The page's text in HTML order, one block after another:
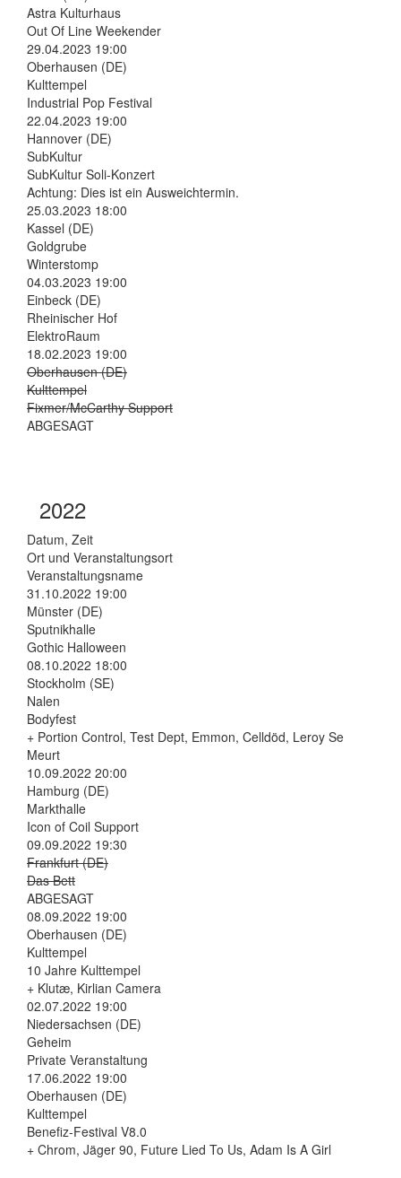
Astra Kulturhaus
Out Of Line Weekender
29.04.2023 19:00
Oberhausen (DE)
Kulttempel
Industrial Pop Festival
22.04.2023 19:00
Hannover (DE)
SubKultur
SubKultur Soli-Konzert
Achtung: Dies ist ein Ausweichtermin.
25.03.2023 18:00
Kassel (DE)
Goldgrube
Winterstomp
04.03.2023 19:00
Einbeck (DE)
Rheinischer Hof
ElektroRaum
18.02.2023 19:00
Oberhausen (DE)
Kulttempel
Fixmer/McCarthy Support
ABGESAGT
2022
Datum, Zeit
Ort und Veranstaltungsort
Veranstaltungsname
31.10.2022 19:00
Münster (DE)
Sputnikhalle
Gothic Halloween
08.10.2022 18:00
Stockholm (SE)
Nalen
Bodyfest
+ Portion Control, Test Dept, Emmon, Celldöd, Leroy Se
Meurt
10.09.2022 20:00
Hamburg (DE)
Markthalle
Icon of Coil Support
09.09.2022 19:30
Frankfurt (DE)
Das Bett
ABGESAGT
08.09.2022 19:00
Oberhausen (DE)
Kulttempel
10 Jahre Kulttempel
+ Klutæ, Kirlian Camera
02.07.2022 19:00
Niedersachsen (DE)
Geheim
Private Veranstaltung
17.06.2022 19:00
Oberhausen (DE)
Kulttempel
Benefiz-Festival V8.0
+ Chrom, Jäger 90, Future Lied To Us, Adam Is A Girl